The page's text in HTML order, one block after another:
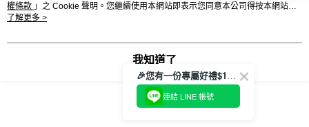
權條款 」之 Cookie 聲明。您繼續使用本網站即表示您同意本公司得按本網站使
用條款之 Cookie 聲明使用 cookie。
了解更多 >
我知道了
🎉您有一份專屬好禮$100正等著您🎁
連結 LINE 帳號